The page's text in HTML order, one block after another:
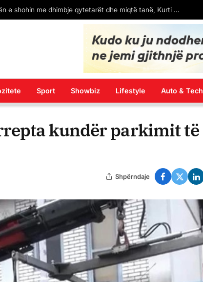
Mesazhi që lanë protestuesit në Bulevard (FOTO)
Sport Showbiz Lifestyle Auto & Tech
kundër parkimit të
Shpërndaje